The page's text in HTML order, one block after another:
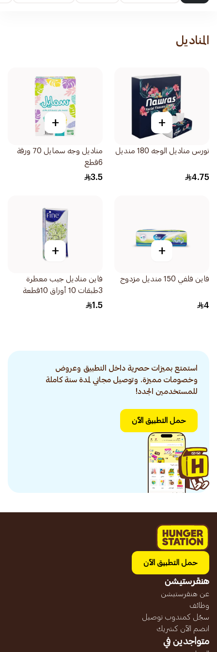
المناديل
+
نورس مناديل الوجه 180 منديل
4.75
+
مناديل وجه سمايل 70 ورقة
6قطع
3.5
+
فاين فلفي 150 منديل مزدوج
4
+
فاين مناديل جيب معطرة
3طبقات 10 أوراق 10قطعة
1.5
استمتع بميزات حصرية داخل التطبيق وعروض
وخصومات مميزة. وتوصيل مجاني لمدة سنة كاملة
للمستخدمين الجدد!
حمل التطبيق الآن
حمل التطبيق الآن
هنقرستيشن
عن هنقرستيشن
وظائف
سجّل كمندوب توصيل
انضم الآن كشريك
متواجدين في